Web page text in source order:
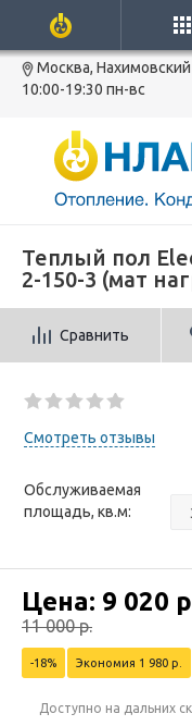
Москва,
10:00-19:30 пн-вс
Теплый пол
2-150-3 (мат
Сравнить
Смотреть отзывы
Обслуживаемая
площадь, кв.м:
Цена: 9 020
11 000р.
-18% Экономия 1 980 р.
Доступно на дальних